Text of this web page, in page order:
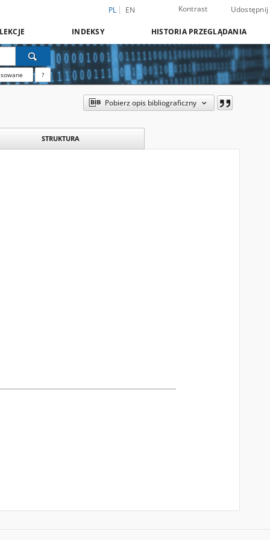
PL EN Kontrast Udostępnij
INDEKSY HISTORIA PRZEGLĄDANIA
?
Pobierz opis bibliograficzny
STRUKTURA